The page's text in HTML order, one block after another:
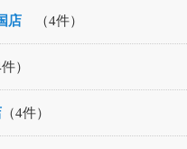
店 （4件）
件）
（4件）